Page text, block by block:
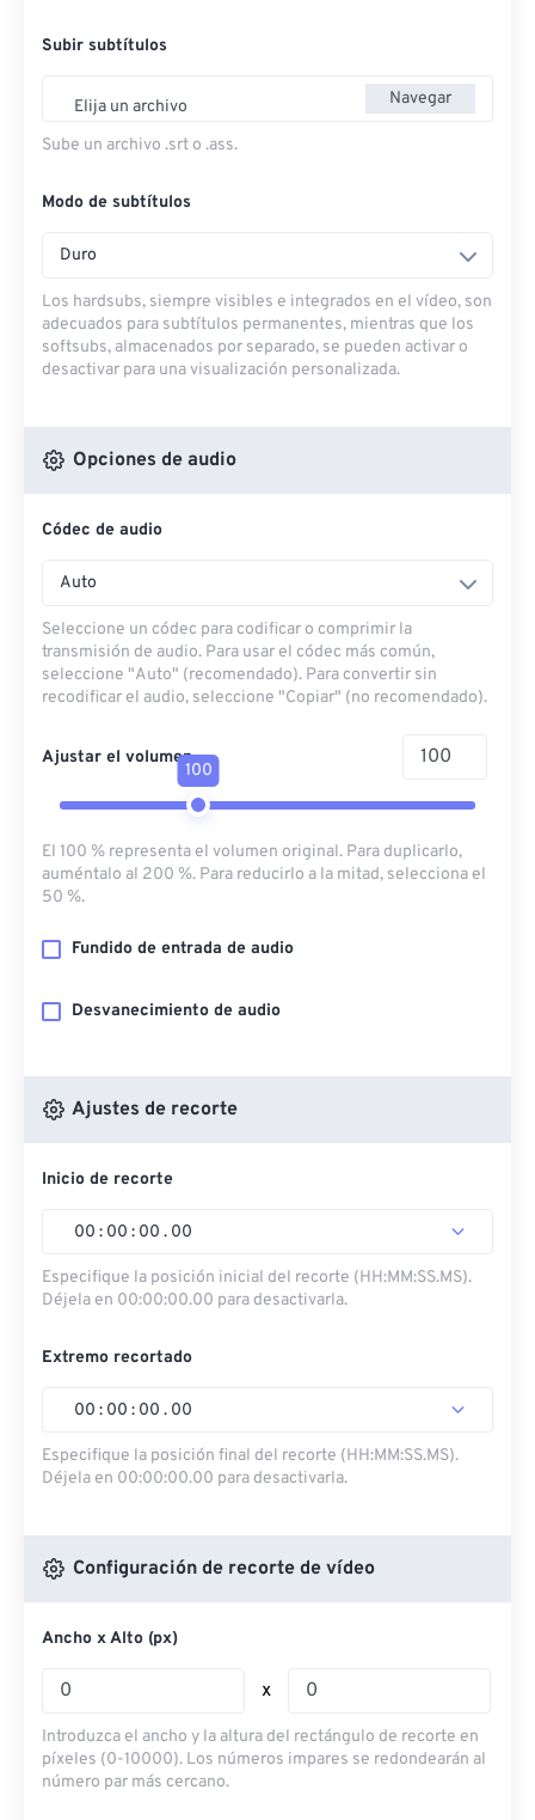
Subir subtítulos
Elija un archivo Navegar
Sube un archivo .srt o .ass.
Modo de subtítulos
Duro
Los hardsubs, siempre visibles e integrados en el vídeo, son
adecuados para subtítulos permanentes, mientras que los
softsubs, almacenados por separado, se pueden activar o
desactivar para una visualización personalizada.
Opciones de audio
Códec de audio
Auto
Seleccione un códec para codificar o comprimir la
transmisión de audio. Para usar el códec más común,
seleccione "Auto" (recomendado). Para convertir sin
recodificar el audio, seleccione "Copiar" (no recomendado).
Ajustar el volumen
100
El 100 % representa el volumen original. Para duplicarlo,
auméntalo al 200 %. Para reducirlo a la mitad, selecciona el
50 %.
Fundido de entrada de audio
Desvanecimiento de audio
Ajustes de recorte
Inicio de recorte
00 : 00 : 00 . 00
Especifique la posición inicial del recorte (HH:MM:SS.MS).
Déjela en 00:00:00.00 para desactivarla.
Extremo recortado
00 : 00 : 00 . 00
Especifique la posición final del recorte (HH:MM:SS.MS).
Déjela en 00:00:00.00 para desactivarla.
Configuración de recorte de vídeo
Ancho x Alto (px)
x
Introduzca el ancho y la altura del rectángulo de recorte en
píxeles (0-10000). Los números impares se redondearán al
número par más cercano.